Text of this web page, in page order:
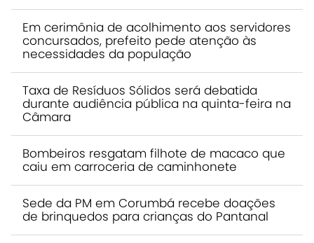
Em cerimônia de acolhimento aos servidores
concursados, prefeito pede atenção às
necessidades da população
Taxa de Resíduos Sólidos será debatida
durante audiência pública na quinta-feira na
Câmara
Bombeiros resgatam filhote de macaco que
caiu em carroceria de caminhonete
Sede da PM em Corumbá recebe doações
de brinquedos para crianças do Pantanal